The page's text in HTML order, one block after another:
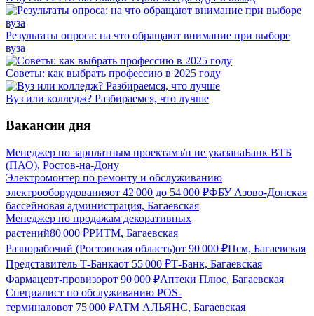
Результаты опроса: на что обращают внимание при выборе
вуза
Советы: как выбрать профессию в 2025 году
Вуз или колледж? Разбираемся, что лучше
Вакансии дня
Менеджер по зарплатным проектамз/п не указанаБанк ВТБ
(ПАО), Ростов-на-Дону
Электромонтер по ремонту и обслуживанию
электрооборудованияот 42 000 до 54 000 ₽ФБУ Азово-Донская
бассейновая администрация, Багаевская
Менеджер по продажам декоративных
растений80 000 ₽РИТМ, Багаевская
Разнорабочий (Ростовская область)от 90 000 ₽Псм, Багаевская
Представитель Т-Банкаот 55 000 ₽Т-Банк, Багаевская
Фармацевт-провизорот 90 000 ₽Аптеки Плюс, Багаевская
Специалист по обслуживанию POS-
терминаловот 75 000 ₽АТМ АЛЬЯНС, Багаевская